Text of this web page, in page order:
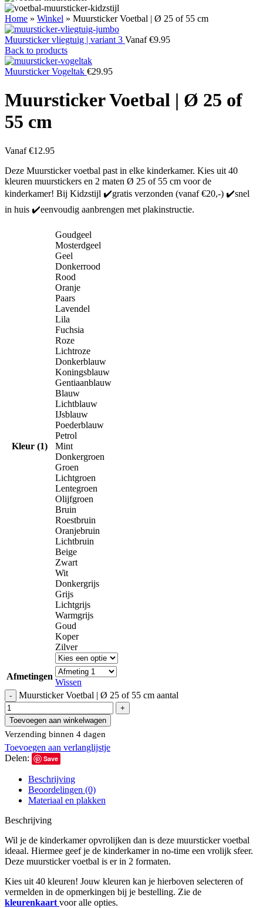
Home » Winkel » Muursticker Voetbal | Ø 25 of 55 cm
Muursticker vliegtuig | variant 3 Vanaf €9.95
Back to products
Muursticker Vogeltak €29.95
Muursticker Voetbal | Ø 25 of
55 cm
Vanaf €12.95
Deze Muursticker voetbal past in elke kinderkamer. Kies uit 40
kleuren muurstickers en 2 maten Ø 25 of 55 cm voor de
kinderkamer! Bij Kidzstijl ✔️gratis verzonden (vanaf €20,-) ✔️snel
in huis ✔️eenvoudig aanbrengen met plakinstructie.
Kleur (1)
Goudgeel
Mosterdgeel
Geel
Donkerrood
Rood
Oranje
Paars
Lavendel
Lila
Fuchsia
Roze
Lichtroze
Donkerblauw
Koningsblauw
Gentiaanblauw
Blauw
Lichtblauw
IJsblauw
Poederblauw
Petrol
Mint
Donkergroen
Groen
Lichtgroen
Lentegroen
Olijfgroen
Bruin
Roestbruin
Oranjebruin
Lichtbruin
Beige
Zwart
Wit
Donkergrijs
Grijs
Lichtgrijs
Warmgrijs
Goud
Koper
Zilver
Afmetingen
Wissen
Muursticker Voetbal | Ø 25 of 55 cm aantal
Toevoegen aan winkelwagen
Verzending binnen 4 dagen
Toevoegen aan verlanglijstje
Delen:
Save
Beschrijving
Beoordelingen (0)
Materiaal en plakken
Beschrijving
Wil je de kinderkamer opvrolijken dan is deze muursticker voetbal
ideaal. Hiermee geef je de kinderkamer in no-time een vrolijk sfeer.
Deze muursticker voetbal is er in 2 formaten.
Kies uit 40 kleuren! Jouw kleuren kan je hierboven selecteren of
vermelden in de opmerkingen bij je bestelling. Zie de
kleurenkaart voor alle opties.